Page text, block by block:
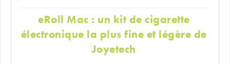
eRoll Mac : un kit de cigarette
électronique la plus fine et légère de
Joyetech